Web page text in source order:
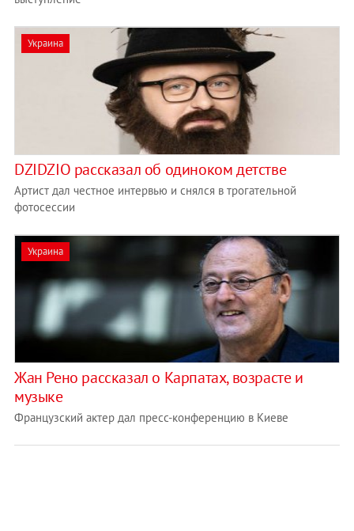
Украина
DZIDZIO рассказал об одиноком детстве
Артист дал честное интервью и снялся в трогательной
фотосессии
Украина
Жан Рено рассказал о Карпатах, возрасте и
музыке
Французский актер дал пресс-конференцию в Киеве